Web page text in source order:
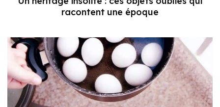
racontent une époque